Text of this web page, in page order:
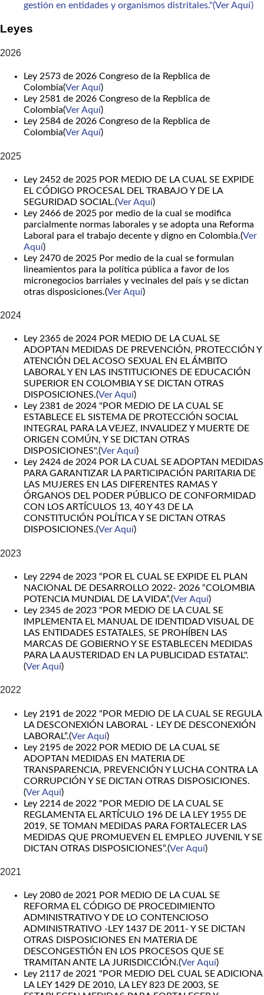
gestión en entidades y organismos distritales."(Ver Aquí)
Leyes
2026
Ley 2573 de 2026 Congreso de la Repblica de
Colombia(Ver Aquí)
Ley 2581 de 2026 Congreso de la Repblica de
Colombia(Ver Aquí)
Ley 2584 de 2026 Congreso de la Repblica de
Colombia(Ver Aquí)
2025
Ley 2452 de 2025 POR MEDIO DE LA CUAL SE EXPIDE
EL CÓDIGO PROCESAL DEL TRABAJO Y DE LA
SEGURIDAD SOCIAL.(Ver Aquí)
Ley 2466 de 2025 por medio de la cual se modifica
parcialmente normas laborales y se adopta una Reforma
Laboral para el trabajo decente y digno en Colombia.(Ver
Aquí)
Ley 2470 de 2025 Por medio de la cual se formulan
lineamientos para la política pública a favor de los
micronegocios barriales y vecinales del país y se dictan
otras disposiciones.(Ver Aquí)
2024
Ley 2365 de 2024 POR MEDIO DE LA CUAL SE
ADOPTAN MEDIDAS DE PREVENCIÓN, PROTECCIÓN Y
ATENCIÓN DEL ACOSO SEXUAL EN EL ÁMBITO
LABORAL Y EN LAS INSTITUCIONES DE EDUCACIÓN
SUPERIOR EN COLOMBIA Y SE DICTAN OTRAS
DISPOSICIONES.(Ver Aquí)
Ley 2381 de 2024 "POR MEDIO DE LA CUAL SE
ESTABLECE EL SISTEMA DE PROTECCIÓN SOCIAL
INTEGRAL PARA LA VEJEZ, INVALIDEZ Y MUERTE DE
ORIGEN COMÚN, Y SE DICTAN OTRAS
DISPOSICIONES".(Ver Aquí)
Ley 2424 de 2024 POR LA CUAL SE ADOPTAN MEDIDAS
PARA GARANTIZAR LA PARTICIPACIÓN PARITARIA DE
LAS MUJERES EN LAS DIFERENTES RAMAS Y
ÓRGANOS DEL PODER PÚBLICO DE CONFORMIDAD
CON LOS ARTÍCULOS 13, 40 Y 43 DE LA
CONSTITUCIÓN POLÍTICA Y SE DICTAN OTRAS
DISPOSICIONES.(Ver Aquí)
2023
Ley 2294 de 2023 “POR EL CUAL SE EXPIDE EL PLAN
NACIONAL DE DESARROLLO 2022- 2026 “COLOMBIA
POTENCIA MUNDIAL DE LA VIDA”.(Ver Aquí)
Ley 2345 de 2023 "POR MEDIO DE LA CUAL SE
IMPLEMENTA EL MANUAL DE IDENTIDAD VISUAL DE
LAS ENTIDADES ESTATALES, SE PROHÍBEN LAS
MARCAS DE GOBIERNO Y SE ESTABLECEN MEDIDAS
PARA LA AUSTERIDAD EN LA PUBLICIDAD ESTATAL".
(Ver Aquí)
2022
Ley 2191 de 2022 "POR MEDIO DE LA CUAL SE REGULA
LA DESCONEXIÓN LABORAL - LEY DE DESCONEXIÓN
LABORAL”.(Ver Aquí)
Ley 2195 de 2022 POR MEDIO DE LA CUAL SE
ADOPTAN MEDIDAS EN MATERIA DE
TRANSPARENCIA, PREVENCIÓN Y LUCHA CONTRA LA
CORRUPCIÓN Y SE DICTAN OTRAS DISPOSICIONES.
(Ver Aquí)
Ley 2214 de 2022 "POR MEDIO DE LA CUAL SE
REGLAMENTA EL ARTÍCULO 196 DE LA LEY 1955 DE
2019, SE TOMAN MEDIDAS PARA FORTALECER LAS
MEDIDAS QUE PROMUEVEN EL EMPLEO JUVENIL Y SE
DICTAN OTRAS DISPOSICIONES”.(Ver Aquí)
2021
Ley 2080 de 2021 POR MEDIO DE LA CUAL SE
REFORMA EL CÓDIGO DE PROCEDIMIENTO
ADMINISTRATIVO Y DE LO CONTENCIOSO
ADMINISTRATIVO -LEY 1437 DE 2011- Y SE DICTAN
OTRAS DISPOSICIONES EN MATERIA DE
DESCONGESTIÓN EN LOS PROCESOS QUE SE
TRAMITAN ANTE LA JURISDICCIÓN.(Ver Aquí)
Ley 2117 de 2021 "POR MEDIO DEL CUAL SE ADICIONA
LA LEY 1429 DE 2010, LA LEY 823 DE 2003, SE